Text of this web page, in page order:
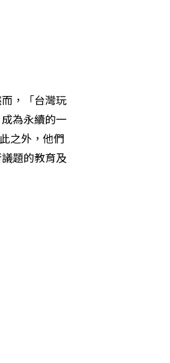
，「台灣玩
為永續的一
之外，他們
題的教育及